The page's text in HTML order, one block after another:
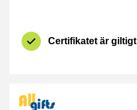
Certifikatet är giltigt